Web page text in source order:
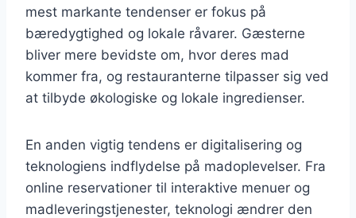
mest markante tendenser er fokus på
bæredygtighed og lokale råvarer. Gæsterne
bliver mere bevidste om, hvor deres mad
kommer fra, og restauranterne tilpasser sig ved
at tilbyde økologiske og lokale ingredienser.
En anden vigtig tendens er digitalisering og
teknologiens indflydelse på madoplevelser. Fra
online reservationer til interaktive menuer og
madleveringstjenester, teknologi ændrer den